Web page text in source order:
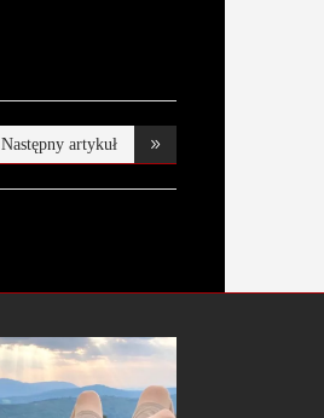
Następny artykuł